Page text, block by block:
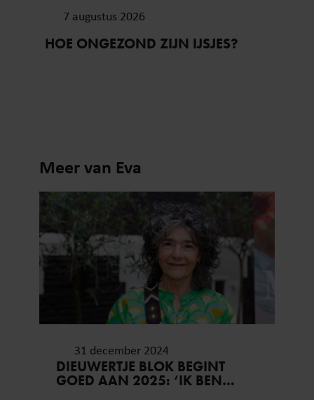
7 augustus 2026
HOE ONGEZOND ZIJN IJSJES?
Meer van Eva
31 december 2024
DIEUWERTJE BLOK BEGINT
GOED AAN 2025: ‘IK BEN